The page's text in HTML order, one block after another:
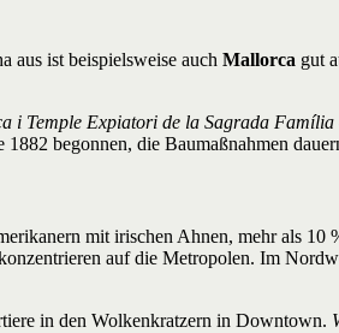
aus ist beispielsweise auch Mallorca gut
i Temple Expiatori de la Sagrada Família
begonnen, die Baumaßnahmen
mit irischen Ahnen, mehr als 10
auf die Metropolen. Im
in den Wolkenkratzern in Downtown.